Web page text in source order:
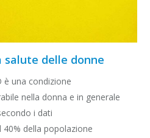
salute delle donne
è una condizione
nella donna e in generale
i dati
della popolazione